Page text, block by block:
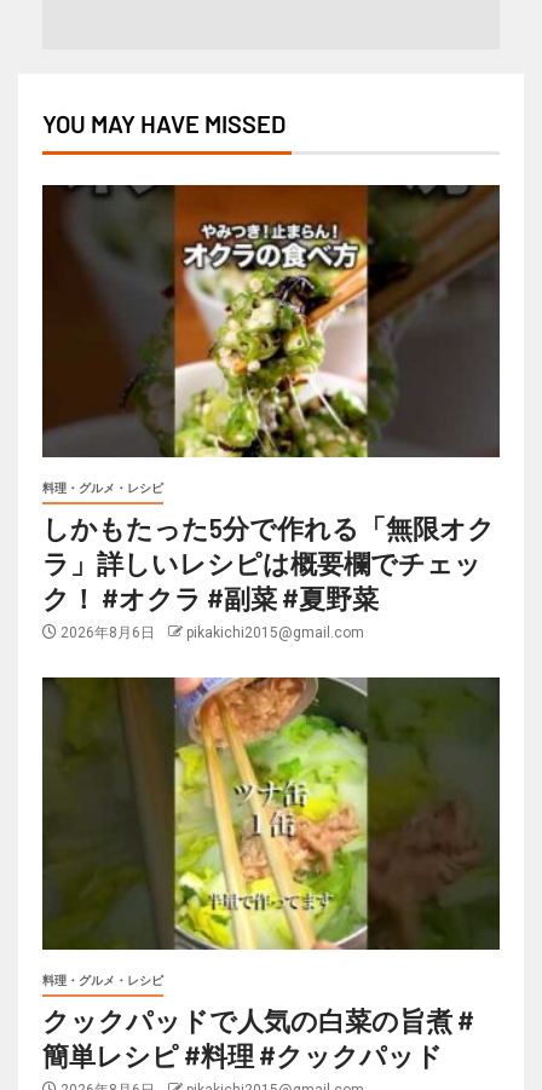
YOU MAY HAVE MISSED
料理・グルメ・レシピ
しかもたった5分で作れる「無限オク
ラ」詳しいレシピは概要欄でチェッ
ク！ #オクラ #副菜 #夏野菜
2026年8月6日 pikakichi2015@gmail.com
料理・グルメ・レシピ
クックパッドで人気の白菜の旨煮 #
簡単レシピ #料理 #クックパッド